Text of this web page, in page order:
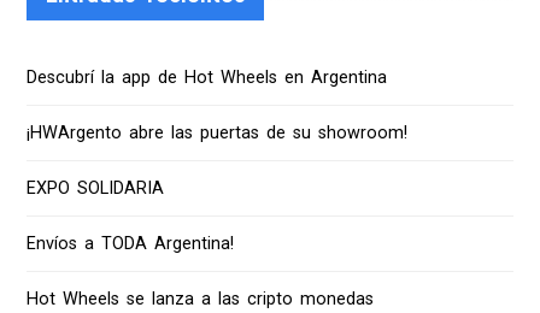
Descubrí la app de Hot Wheels en Argentina
¡HWArgento abre las puertas de su showroom!
EXPO SOLIDARIA
Envíos a TODA Argentina!
Hot Wheels se lanza a las cripto monedas